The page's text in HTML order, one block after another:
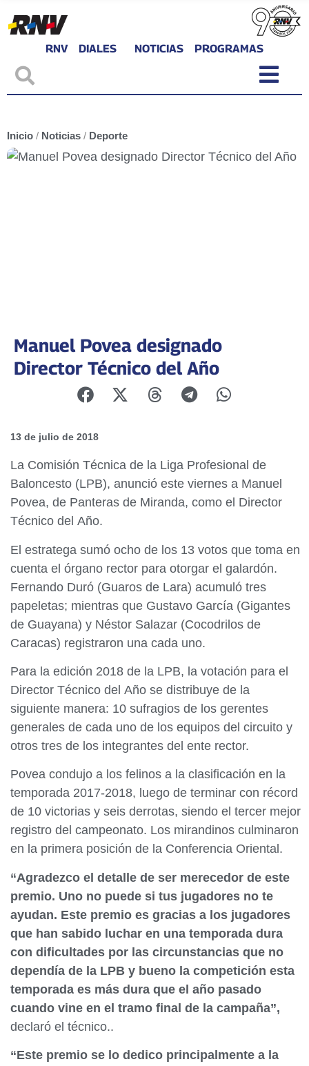
RNV DIALES NOTICIAS PROGRAMAS
Inicio / Noticias / Deporte
Manuel Povea designado
Director Técnico del Año
13 de julio de 2018
La Comisión Técnica de la Liga Profesional de
Baloncesto (LPB), anunció este viernes a Manuel
Povea, de Panteras de Miranda, como el Director
Técnico del Año.
El estratega sumó ocho de los 13 votos que toma en
cuenta el órgano rector para otorgar el galardón.
Fernando Duró (Guaros de Lara) acumuló tres
papeletas; mientras que Gustavo García (Gigantes
de Guayana) y Néstor Salazar (Cocodrilos de
Caracas) registraron una cada uno.
Para la edición 2018 de la LPB, la votación para el
Director Técnico del Año se distribuye de la
siguiente manera: 10 sufragios de los gerentes
generales de cada uno de los equipos del circuito y
otros tres de los integrantes del ente rector.
Povea condujo a los felinos a la clasificación en la
temporada 2017-2018, luego de terminar con récord
de 10 victorias y seis derrotas, siendo el tercer mejor
registro del campeonato. Los mirandinos culminaron
en la primera posición de la Conferencia Oriental.
“Agradezco el detalle de ser merecedor de este
premio. Uno no puede si tus jugadores no te
ayudan. Este premio es gracias a los jugadores
que han sabido luchar en una temporada dura
con dificultades por las circunstancias que no
dependía de la LPB y bueno la competición esta
temporada es más dura que el año pasado
cuando vine en el tramo final de la campaña”,
declaró el técnico..
“Este premio se lo dedico principalmente a la